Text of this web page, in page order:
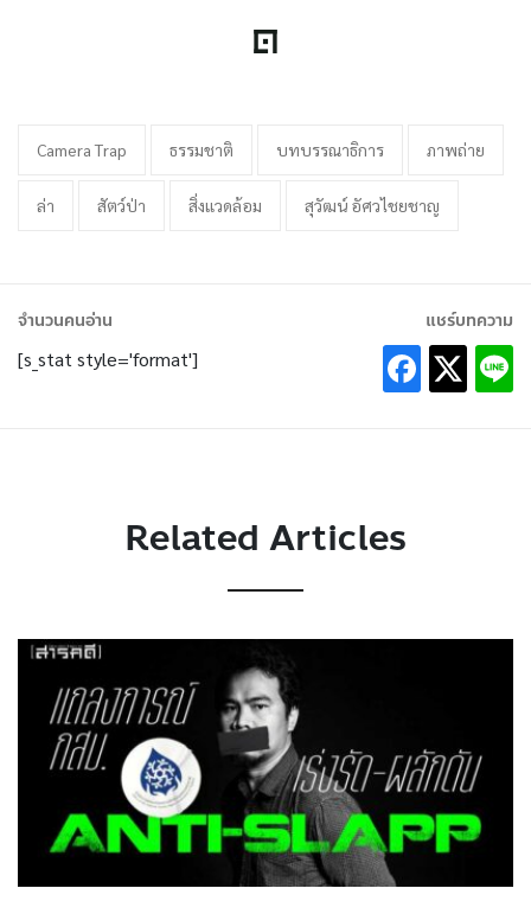
Camera Trap ธรรมชาติ บทบรรณาธิการ ภาพถ่าย
ล่า สัตว์ป่า สิ่งแวดล้อม สุวัฒน์ อัศวไชยชาญ
จำนวนคนอ่าน
[s_stat style='format']
แชร์บทความ
Related Articles